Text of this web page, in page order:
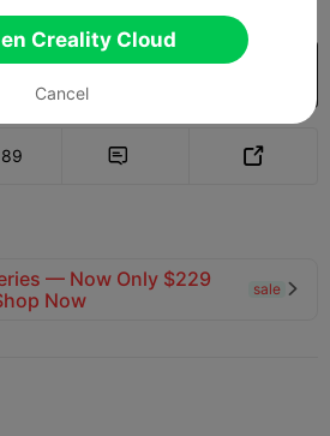
89  
— Now Only $229
Now
sale 
Creality Cloud
Cancel